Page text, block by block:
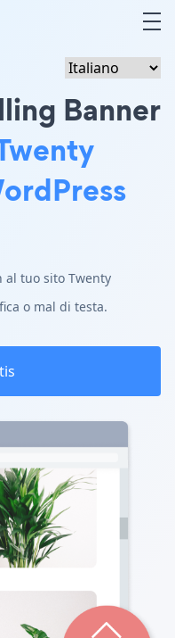
Banner
al tuo sito Twenty
o mal di testa.